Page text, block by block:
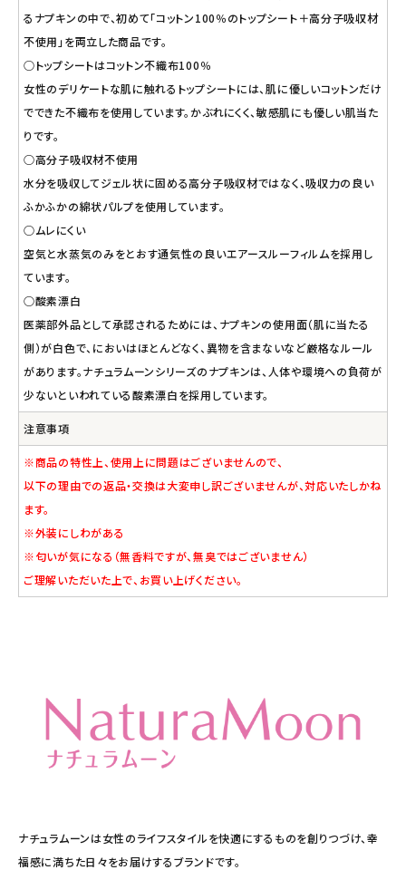
るナプキンの中で、初めて「コットン100％のトップシート＋高分子吸収材
不使用」を両立した商品です。
○トップシートはコットン不織布100％
女性のデリケートな肌に触れるトップシートには、肌に優しいコットンだけ
でできた不織布を使用しています。かぶれにくく、敏感肌にも優しい肌当た
りです。
○高分子吸収材不使用
水分を吸収してジェル状に固める高分子吸収材ではなく、吸収力の良い
ふかふかの綿状パルプを使用しています。
○ムレにくい
空気と水蒸気のみをとおす通気性の良いエアースルーフィルムを採用し
ています。
○酸素漂白
医薬部外品として承認されるためには、ナプキンの使用面（肌に当たる
側）が白色で、においはほとんどなく、異物を含まないなど厳格なルール
があります。ナチュラムーンシリーズのナプキンは、人体や環境への負荷が
少ないといわれている酸素漂白を採用しています。
注意事項
※商品の特性上、使用上に問題はございませんので、
以下の理由での返品・交換は大変申し訳ございませんが、対応いたしかね
ます。
※外装にしわがある
※匂いが気になる（無香料ですが、無臭ではございません）
ご理解いただいた上で、お買い上げください。
ナチュラムーンは女性のライフスタイルを快適にするものを創りつづけ、幸
福感に満ちた日々をお届けするブランドです。